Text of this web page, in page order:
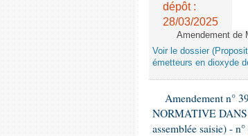
dépôt :
28/03/2025
Amendement de
Voir le dossier
émetteurs en dioxyde
Amendement n°
NORMATIVE
assemblée saisie) -